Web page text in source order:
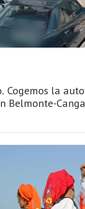
Cogemos la
Belmonte-